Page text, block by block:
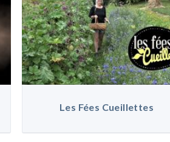
Les Fées Cueillettes